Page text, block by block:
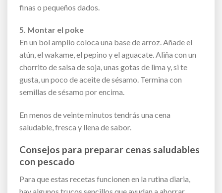
finas o pequeños dados.
5. Montar el poke
En un bol amplio coloca una base de arroz. Añade el
atún, el wakame, el pepino y el aguacate. Aliña con un
chorrito de salsa de soja, unas gotas de lima y, si te
gusta, un poco de aceite de sésamo. Termina con
semillas de sésamo por encima.
En menos de veinte minutos tendrás una cena
saludable, fresca y llena de sabor.
Consejos para preparar cenas saludables
con pescado
Para que estas recetas funcionen en la rutina diaria,
hay algunos trucos sencillos que ayudan a ahorrar